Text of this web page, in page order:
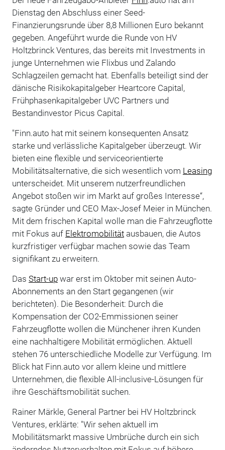
Dienstag den Abschluss einer Seed-
Finanzierungsrunde über 8,8 Millionen Euro bekannt
gegeben. Angeführt wurde die Runde von HV
Holtzbrinck Ventures, das bereits mit Investments in
junge Unternehmen wie Flixbus und Zalando
Schlagzeilen gemacht hat. Ebenfalls beteiligt sind der
dänische Risikokapitalgeber Heartcore Capital,
Frühphasenkapitalgeber UVC Partners und
Bestandinvestor Picus Capital.
"Finn.auto hat mit seinem konsequenten Ansatz
starke und verlässliche Kapitalgeber überzeugt. Wir
bieten eine flexible und serviceorientierte
Mobilitätsalternative, die sich wesentlich vom Leasing
unterscheidet. Mit unserem nutzerfreundlichen
Angebot stoßen wir im Markt auf großes Interesse“,
sagte Gründer und CEO Max-Josef Meier in München.
Mit dem frischen Kapital wolle man die Fahrzeugflotte
mit Fokus auf Elektromobilitätausbauen, die Autos
kurzfristiger verfügbar machen sowie das Team
signifikant zu erweitern.
Das Start-upwar erst im Oktober mit seinen Auto-
Abonnements an den Start gegangenen (wir
berichteten). Die Besonderheit: Durch die
Kompensation der CO2-Emmissionen seiner
Fahrzeugflotte wollen die Münchener ihren Kunden
eine nachhaltigere Mobilität ermöglichen. Aktuell
stehen 76 unterschiedliche Modelle zur Verfügung. Im
Blick hat Finn.auto vor allem kleine und mittlere
Unternehmen, die flexible All-inclusive-Lösungen für
ihre Geschäftsmobilität suchen.
Rainer Märkle, General Partner bei HV Holtzbrinck
Ventures, erklärte: "Wir sehen aktuell im
Mobilitätsmarkt massive Umbrüche durch ein sich